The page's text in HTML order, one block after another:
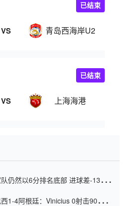
VS 青岛西海岸U20
已结束
VS 上海海港
已结束
仍然以6分排名底部 进球差-13令人
1-4阿根廷：Vinicius 0射击90分钟